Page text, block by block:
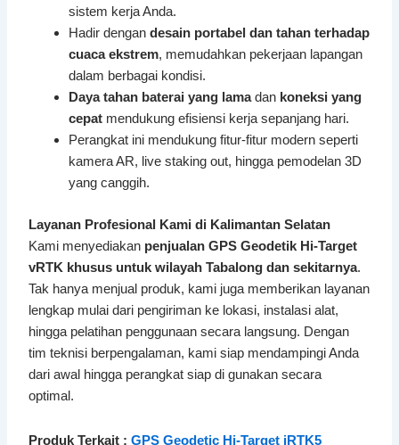
sistem kerja Anda.
Hadir dengandesain portabel dan tahan terhadap
cuaca ekstrem, memudahkan pekerjaan lapangan
dalam berbagai kondisi.
Daya tahan baterai yang lamadan koneksi yang
cepat mendukung efisiensi kerja sepanjang hari.
Perangkat ini mendukung fitur-fitur modern seperti
kamera AR, live staking out, hingga pemodelan 3D
yang canggih.
Layanan Profesional Kami di Kalimantan Selatan
Kami menyediakan penjualan GPS Geodetik Hi-Target
vRTK khusus untuk wilayah Tabalong dan sekitarnya.
Tak hanya menjual produk, kami juga memberikan layanan
lengkap mulai dari pengiriman ke lokasi, instalasi alat,
hingga pelatihan penggunaan secara langsung. Dengan
tim teknisi berpengalaman, kami siap mendampingi Anda
dari awal hingga perangkat siap di gunakan secara
optimal.
Produk Terkait :GPS Geodetic Hi-Target iRTK5